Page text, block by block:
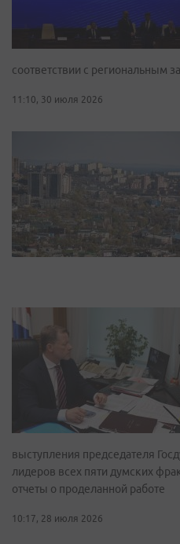
соответствии с региональным
11:10, 30 июля 2026
выступления председателя
лидеров всех пяти думских
отчеты о проделанной работе
10:17, 28 июля 2026